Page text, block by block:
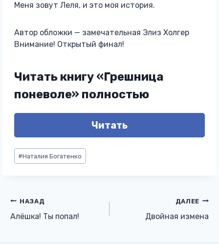
Меня зовут Леля, и это моя история.
Автор обложки — замечательная Элиз Холгер
Внимание! Открытый финал!
Читать книгу «Грешница
поневоле» полностью
Читать
Метки
записи:
#Наталия Богатенко
Навигация
по
НАЗАД
Алёшка! Ты попал!
ДАЛЕЕ
Двойная измена